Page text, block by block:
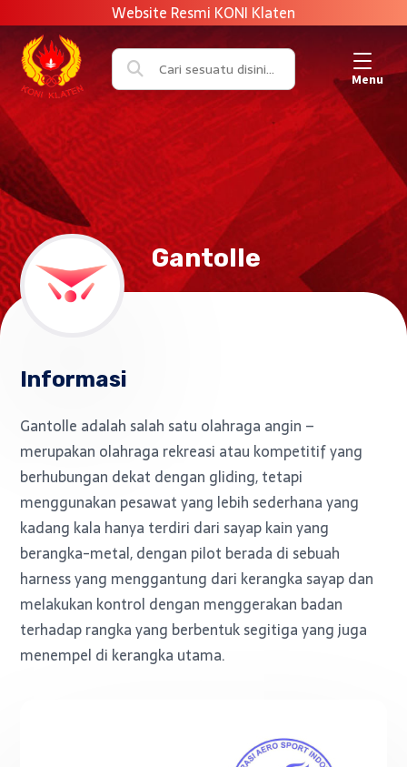
Menu
Gantolle
Informasi
Gantolle adalah salah satu olahraga angin –
merupakan olahraga rekreasi atau kompetitif yang
berhubungan dekat dengan gliding, tetapi
menggunakan pesawat yang lebih sederhana yang
kadang kala hanya terdiri dari sayap kain yang
berangka-metal, dengan pilot berada di sebuah
harness yang menggantung dari kerangka sayap dan
melakukan kontrol dengan menggerakan badan
terhadap rangka yang berbentuk segitiga yang juga
menempel di kerangka utama.